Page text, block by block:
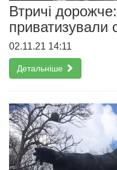
Втричі
приватизували
02.11.21 14:11
Детальніше